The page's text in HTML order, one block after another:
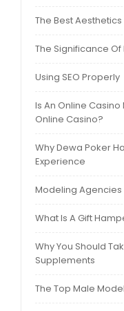
The Best
The Significance
Using SEO Properly
Is An Online
Online Casino?
Why Dewa Poker
Experience
Modeling Agencies
What Is A Gift
Why You Should
Supplements
The Top Male